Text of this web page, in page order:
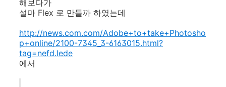
해보다가
설마 Flex 로 만들까 하였는데
http://news.com.com/Adobe+to+take+Photosho
p+online/2100-7345_3-6163015.html?
tag=nefd.lede
에서